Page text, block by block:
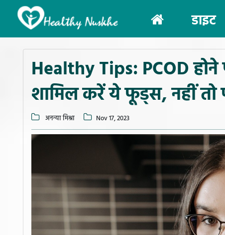
(current)
डाइट
Healthy Tips: PCOD होने
शामिल करें ये फूड्स, नहीं तो
अनन्या मिश्रा Nov 17, 2023